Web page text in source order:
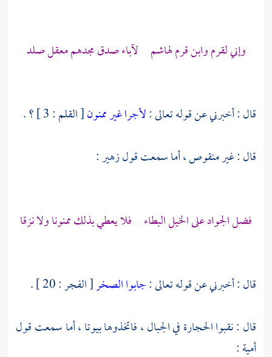
وإني لقرم وابن قرملهاشم لآباء صدق مجدهم معقل صلد
قال : أخبرني عن قوله تعالى :لأجرا غير ممنون[ القلم : 3 ] ؟ .
قال : غير منقوص ، أما سمعت قولزهير:
فضل الجواد على الخيل البطاء فلا يعطي بذلك ممنونا ولا نزقا
قال : أخبرني عن قوله تعالى :جابوا الصخر[ الفجر : 20 ] .
قال : نقبوا الحجارة في الجبال ، فاتخذوها بيوتا ، أما سمعت قول
أمية: